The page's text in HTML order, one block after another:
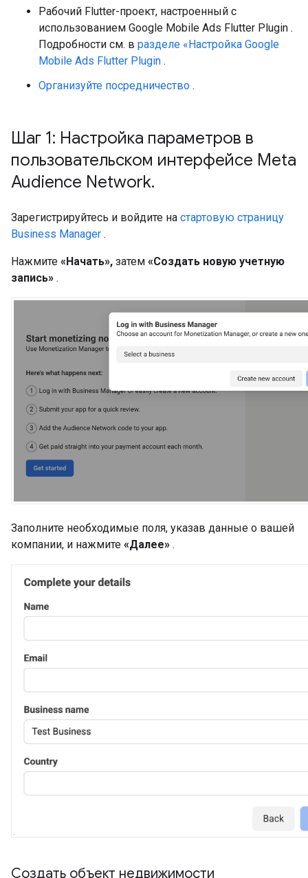
Рабочий Flutter-проект, настроенный с
использованием Google Mobile Ads Flutter Plugin .
Подробности см. в разделе «Настройка Google
Mobile Ads Flutter Plugin .
Организуйте посредничество .
Шаг 1: Настройка параметров в
пользовательском интерфейсе Meta
Audience Network.
Зарегистрируйтесь и войдите на стартовую страницу
Business Manager .
Нажмите «Начать», затем «Создать новую учетную
запись» .
Заполните необходимые поля, указав данные о вашей
компании, и нажмите «Далее» .
Создать объект недвижимости